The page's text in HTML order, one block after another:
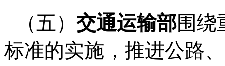
（五） 交通运输部围
标准的实施，推进公路